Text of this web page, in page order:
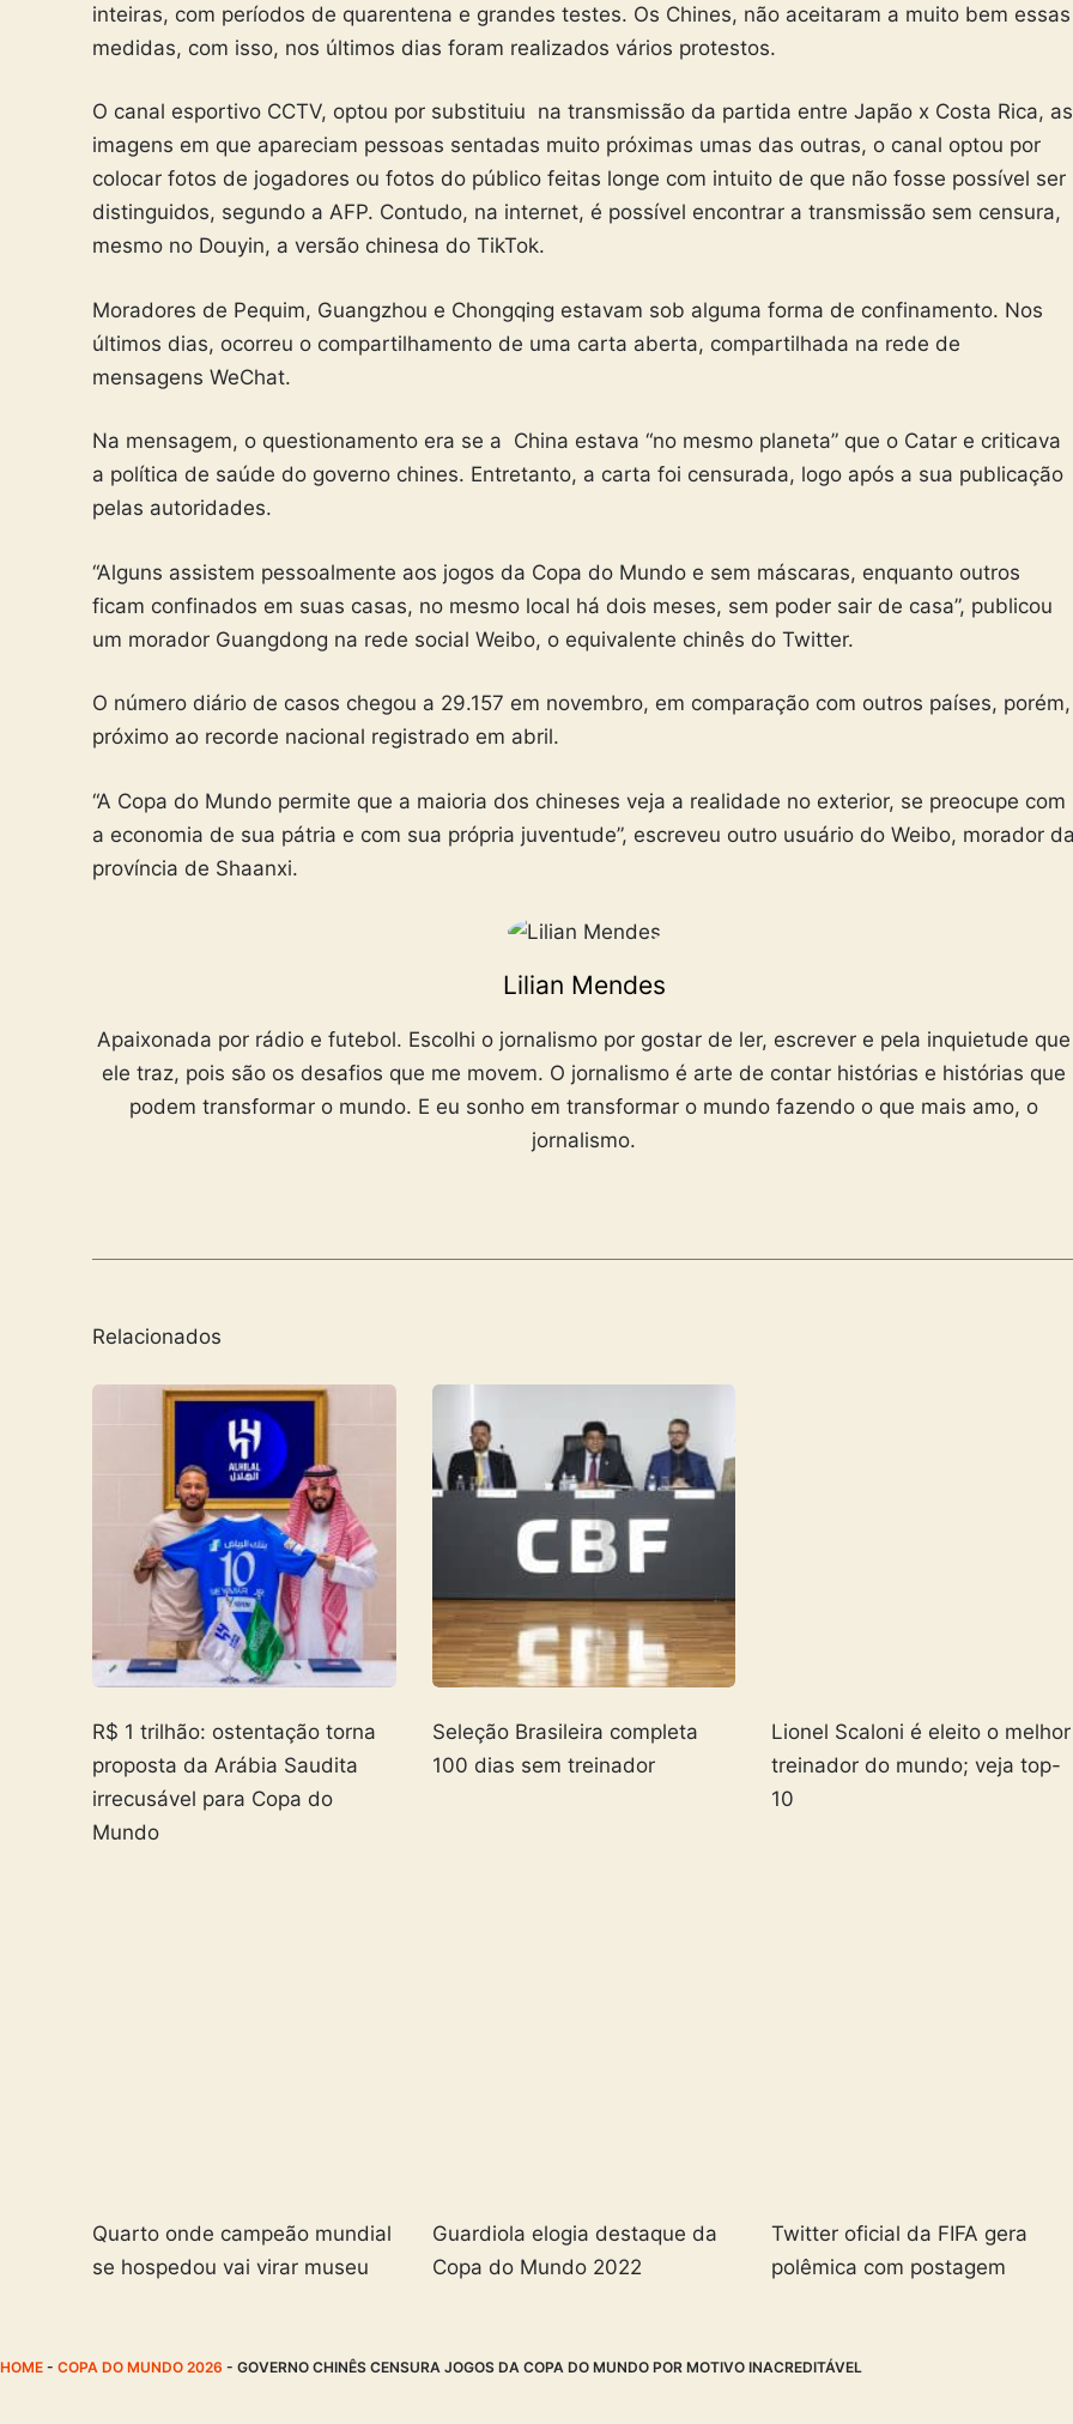
inteiras, com períodos de quarentena e grandes testes. Os Chines, não aceitaram a muito bem essas
medidas, com isso, nos últimos dias foram realizados vários protestos.
O canal esportivo CCTV, optou por substituiu na transmissão da partida entre Japão x Costa Rica, as
imagens em que apareciam pessoas sentadas muito próximas umas das outras, o canal optou por
colocar fotos de jogadores ou fotos do público feitas longe com intuito de que não fosse possível ser
distinguidos, segundo a AFP. Contudo, na internet, é possível encontrar a transmissão sem censura,
mesmo no Douyin, a versão chinesa do TikTok.
Moradores de Pequim, Guangzhou e Chongqing estavam sob alguma forma de confinamento. Nos
últimos dias, ocorreu o compartilhamento de uma carta aberta, compartilhada na rede de
mensagens WeChat.
Na mensagem, o questionamento era se a China estava “no mesmo planeta” que o Catar e criticava
a política de saúde do governo chines. Entretanto, a carta foi censurada, logo após a sua publicação
pelas autoridades.
“Alguns assistem pessoalmente aos jogos da Copa do Mundo e sem máscaras, enquanto outros
ficam confinados em suas casas, no mesmo local há dois meses, sem poder sair de casa”, publicou
um morador Guangdong na rede social Weibo, o equivalente chinês do Twitter.
O número diário de casos chegou a 29.157 em novembro, em comparação com outros países, porém,
próximo ao recorde nacional registrado em abril.
“A Copa do Mundo permite que a maioria dos chineses veja a realidade no exterior, se preocupe com
a economia de sua pátria e com sua própria juventude”, escreveu outro usuário do Weibo, morador
província de Shaanxi.
Lilian Mendes
Apaixonada por rádio e futebol. Escolhi o jornalismo por gostar de ler, escrever e pela inquietude que
ele traz, pois são os desafios que me movem. O jornalismo é arte de contar histórias e histórias que
podem transformar o mundo. E eu sonho em transformar o mundo fazendo o que mais amo, o
jornalismo.
Relacionados
R$ 1 trilhão: ostentação torna
proposta da Arábia Saudita
irrecusável para Copa do
Mundo
Seleção Brasileira completa
100 dias sem treinador
Lionel Scaloni é eleito o melhor
treinador do mundo; veja top-
10
Quarto onde campeão mundial
se hospedou vai virar museu
Guardiola elogia destaque da
Copa do Mundo 2022
Twitter oficial da FIFA gera
polêmica com postagem
HOME - COPA DO MUNDO 2026 - GOVERNO CHINÊS CENSURA JOGOS DA COPA DO MUNDO POR MOTIVO INACREDITÁVEL